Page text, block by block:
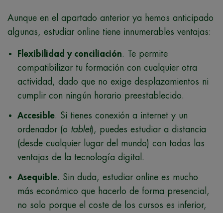
Aunque en el apartado anterior ya hemos anticipado
algunas, estudiar online tiene innumerables ventajas:
Flexibilidad y conciliación. Te permite
compatibilizar tu formación con cualquier otra
actividad, dado que no exige desplazamientos ni
cumplir con ningún horario preestablecido.
Accesible. Si tienes conexión a internet y un
ordenador (o tablet), puedes estudiar a distancia
(desde cualquier lugar del mundo) con todas las
ventajas de la tecnología digital.
Asequible. Sin duda, estudiar online es mucho
más económico que hacerlo de forma presencial,
no solo porque el coste de los cursos es inferior,